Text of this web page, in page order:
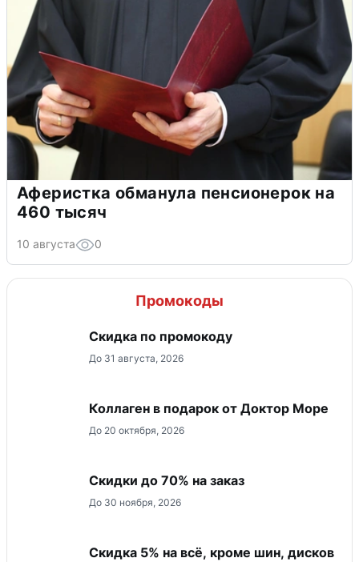
Аферистка обманула пенсионерок на
460 тысяч
10 августа 0
Промокоды
Скидка по промокоду
До 31 августа, 2026
Коллаген в подарок от Доктор Море
До 20 октября, 2026
Скидки до 70% на заказ
До 30 ноября, 2026
Скидка 5% на всё, кроме шин, дисков